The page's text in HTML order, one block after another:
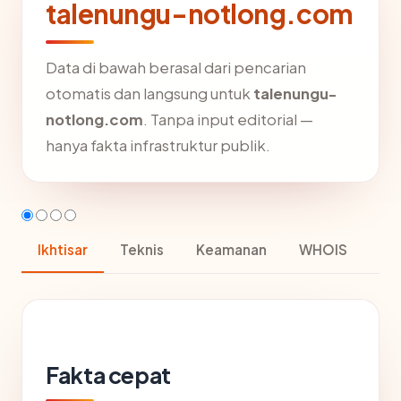
talenungu-notlong.com
Data di bawah berasal dari pencarian
otomatis dan langsung untuk talenungu-
notlong.com. Tanpa input editorial —
hanya fakta infrastruktur publik.
Ikhtisar Teknis Keamanan WHOIS
Fakta cepat